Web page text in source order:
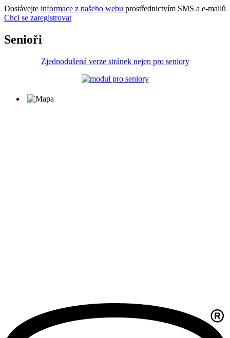
Dostávejte informace z našeho webu prostřednictvím SMS a e-mailů
Chci se zaregistrovat
Senioři
Zjednodušená verze stránek nejen pro seniory